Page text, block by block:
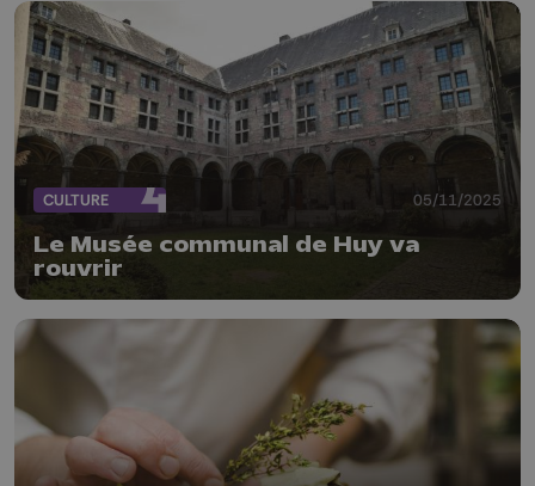
CULTURE 05/11/2025
Le Musée communal de Huy va
rouvrir